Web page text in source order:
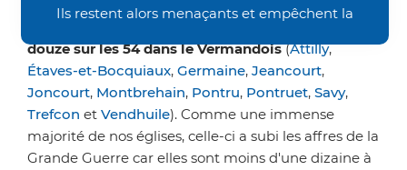
Ils restent alors menaçants et empêchent la
Nous vous demandons donc un peu de patience
avant de retrouver nos sentiers dans un meilleur
état. Merci de votre compréhension.
douze sur les 54 dans le Vermandois(Attilly,
Étaves-et-Bocquiaux, Germaine, Jeancourt,
Joncourt, Montbrehain, Pontru, Pontruet, Savy,
Trefcon et Vendhuile). Comme une immense
majorité de nos églises, celle-ci a subi les affres de la
Grande Guerre car elles sont moins d'une dizaine à